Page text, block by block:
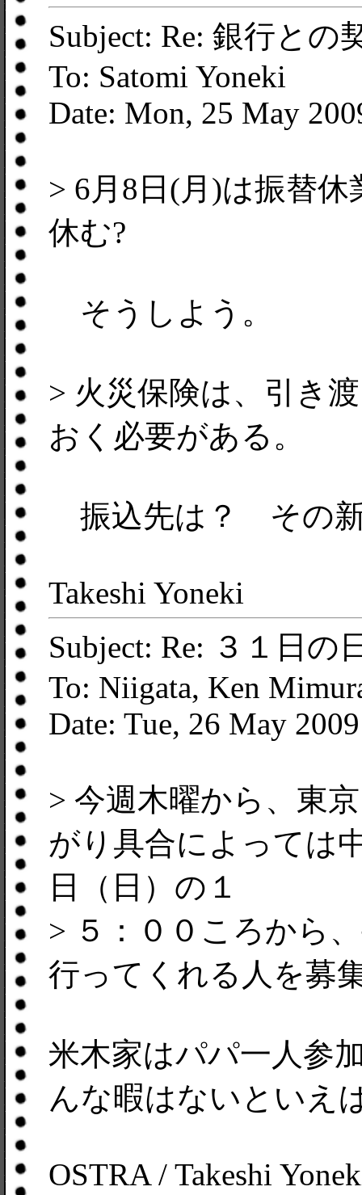
Subject: Re: 銀行との
To: Satomi Yoneki
Date: Mon, 25 May
> 6月8日(月)は振替
休む?
そうしよう。
> 火災保険は、引き
おく必要がある。
振込先は？ その新
Takeshi Yoneki
Subject: Re: ３１日の
To: Niigata, Ken
Date: Tue, 26 May
> 今週木曜から、東
がり具合によっては
日（日）の１
> ５：００ころから
行ってくれる人を募
米木家はパパ一人参
んな暇はないといえ
OSTRA / Takeshi